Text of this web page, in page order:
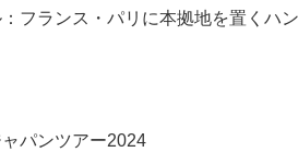
フランス・パリに本拠地を置くハ
パンツアー2024